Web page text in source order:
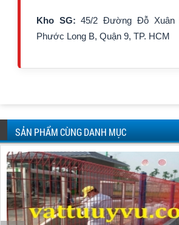
Kho SG: 45/2 Đường Đỗ Xuân
Phước Long B, Quận 9, TP. HCM
SẢN PHẨM CÙNG DANH MỤC